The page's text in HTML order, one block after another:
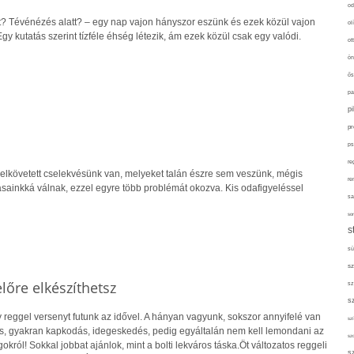
Tévénézés alatt? – egy nap vajon hányszor eszünk és ezek közül vajon
kutatás szerint tízféle éhség létezik, ám ezek közül csak egy valódi.
cselekvésünk van, melyeket talán észre sem veszünk, mégis
válnak, ezzel egyre több problémát okozva. Kis odafigyeléssel
elkészíthetsz
versenyt futunk az idővel. A hányan vagyunk, sokszor annyifelé van
gyakran kapkodás, idegeskedés, pedig egyáltalán nem kell lemondani az
Sokkal jobbat ajánlok, mint a bolti lekváros táska.Öt változatos reggeli